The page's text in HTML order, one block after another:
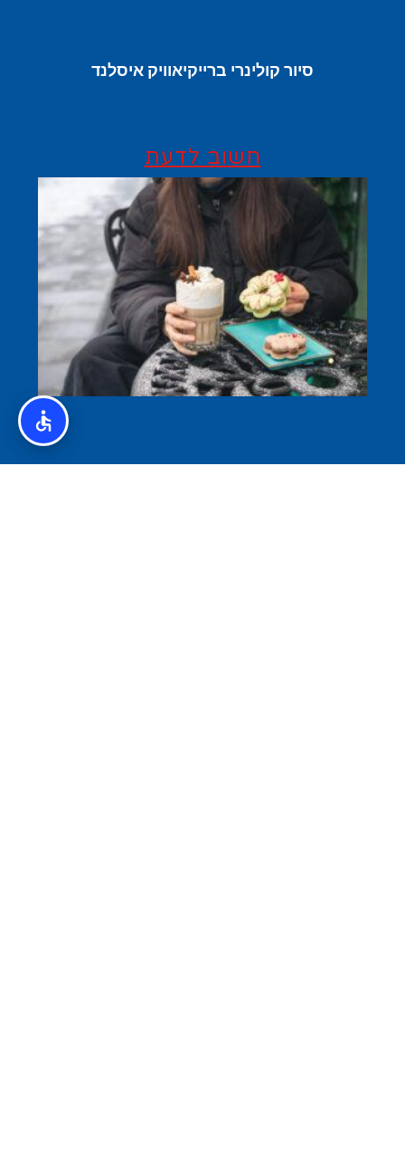
סיור קולינרי ברייקיאוויק איסלנד
חשוב לדעת